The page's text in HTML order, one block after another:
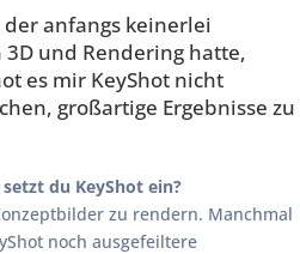
der anfangs keinerlei
und Rendering hatte,
es mir KeyShot nicht
großartige Ergebnisse zu
du KeyShot ein?
zu rendern. Manchmal
noch ausgefeiltere